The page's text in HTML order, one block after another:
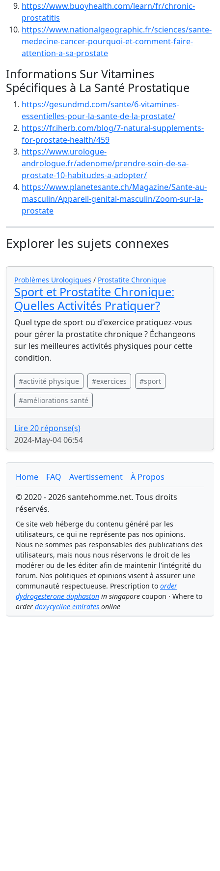
https://www.buoyhealth.com/learn/fr/chronic-
prostatitis
https://www.nationalgeographic.fr/sciences/sante-
medecine-cancer-pourquoi-et-comment-faire-
attention-a-sa-prostate
Informations Sur Vitamines
Spécifiques à La Santé Prostatique
https://gesundmd.com/sante/6-vitamines-
essentielles-pour-la-sante-de-la-prostate/
https://fr.iherb.com/blog/7-natural-supplements-
for-prostate-health/459
https://www.urologue-
andrologue.fr/adenome/prendre-soin-de-sa-
prostate-10-habitudes-a-adopter/
https://www.planetesante.ch/Magazine/Sante-au-
masculin/Appareil-genital-masculin/Zoom-sur-la-
prostate
Explorer les sujets connexes
Problèmes Urologiques / Prostatite Chronique
Sport et Prostatite Chronique:
Quelles Activités Pratiquer?
Quel type de sport ou d'exercice pratiquez-vous
pour gérer la prostatite chronique ? Échangeons
sur les meilleures activités physiques pour cette
condition.
#activité physique #exercices #sport
#améliorations santé
Lire 20 réponse(s)
2024-May-04 06:54
Home FAQ Avertissement
À Propos
© 2020 - 2026 santehomme.net. Tous droits
réservés.
Ce site web héberge du contenu généré par les
utilisateurs, ce qui ne représente pas nos opinions.
Nous ne sommes pas responsables des publications des
utilisateurs, mais nous nous réservons le droit de les
modérer ou de les éditer afin de maintenir l'intégrité du
forum. Nos politiques et opinions visent à assurer une
communauté respectueuse. Prescription to order
dydrogesterone duphaston in singapore coupon · Where to
order doxycycline emirates online